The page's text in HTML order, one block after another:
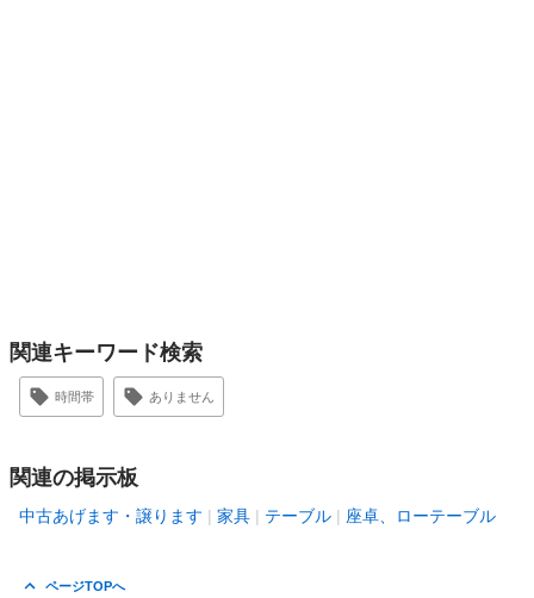
関連キーワード検索
時間帯 ありません
関連の掲示板
中古あげます・譲ります 家具 テーブル 座卓、ローテーブル
ページTOPへ